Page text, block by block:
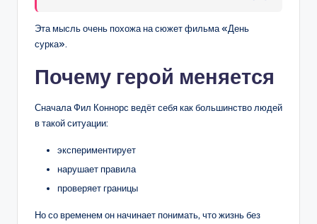
Эта мысль очень похожа на сюжет фильма «День
сурка».
Почему герой меняется
Сначала Фил Коннорс ведёт себя как большинство людей
в такой ситуации:
экспериментирует
нарушает правила
проверяет границы
Но со временем он начинает понимать, что жизнь без